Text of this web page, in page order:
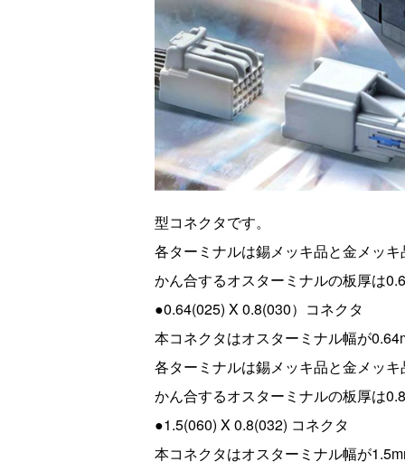
型コネクタです。
各ターミナルは錫メッキ品と金メッ
かん合するオスターミナルの板厚は
●0.64(025) X 0.8(030）コネクタ
本コネクタはオスターミナル幅が
各ターミナルは錫メッキ品と金メッ
かん合するオスターミナルの板厚は
●1.5(060) X 0.8(032) コネクタ
本コネクタはオスターミナル幅が